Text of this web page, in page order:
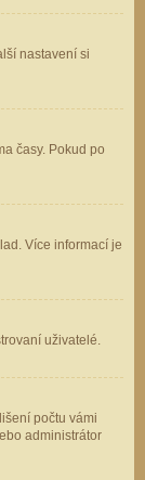
nastavení si
časy. Pokud po
Více informací je
uživatelé.
počtu vámi
administrátor